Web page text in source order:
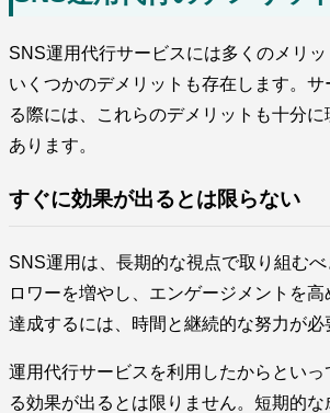
SNS運用代行サービスには多くのメリッ
いくつかのデメリットも存在します。
る際には、これらのデメリットも十分
あります。
すぐに効果が出るとは限らない
SNS運用は、長期的な視点で取り組む
ロワーを増やし、エンゲージメントを
達成するには、時間と継続的な努力が必
運用代行サービスを利用したからといっ
る効果が出るとは限りません。短期的